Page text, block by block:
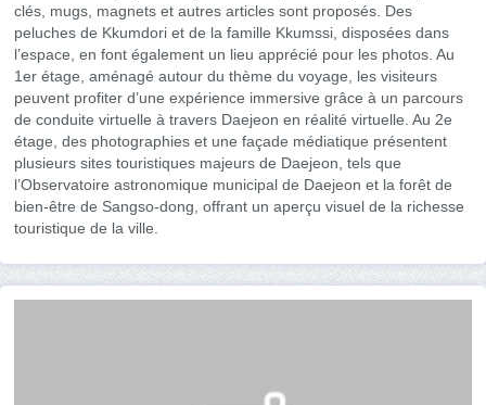
clés, mugs, magnets et autres articles sont proposés. Des
peluches de Kkumdori et de la famille Kkumssi, disposées dans
l’espace, en font également un lieu apprécié pour les photos. Au
1er étage, aménagé autour du thème du voyage, les visiteurs
peuvent profiter d’une expérience immersive grâce à un parcours
de conduite virtuelle à travers Daejeon en réalité virtuelle. Au 2e
étage, des photographies et une façade médiatique présentent
plusieurs sites touristiques majeurs de Daejeon, tels que
l’Observatoire astronomique municipal de Daejeon et la forêt de
bien-être de Sangso-dong, offrant un aperçu visuel de la richesse
touristique de la ville.